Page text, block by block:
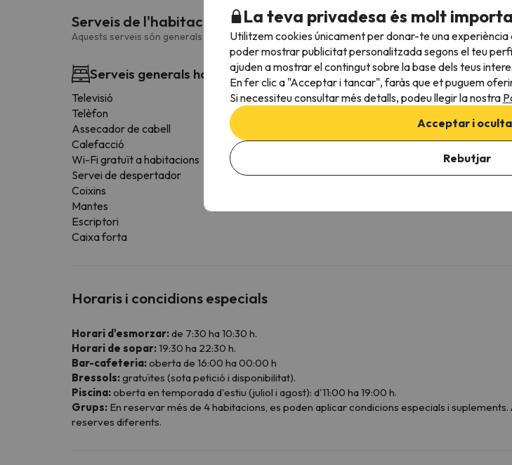
Serveis de l'habitació
Aquests serveis són generals i poden variar en funció de la tipologia d'habitació.
Serveis generals habitació
Televisió
Telèfon
Assecador de cabell
Calefacció
Wi-Fi gratuït a habitacions
Servei de despertador
Coixins
Mantes
Escriptori
Caixa forta
Bany
Lavabo
Dutxa o banyera
Horaris i concidions especials
Horari d'esmorzar:de 7:30 ha 10:30 h.
Horari de sopar:19:30 ha 22:30 h.
Bar-cafeteria:oberta de 16:00 ha 00:00 h
Bressols:gratuïtes (sota petició i disponibilitat).
Piscina:oberta en temporada d'estiu (juliol i agost): d'11:00 ha 19:00 h.
Grups: En reservar més de 4 habitacions, es poden aplicar condicions especials i
reserves diferents.
La teva privadesa és molt
Utilitzem cookies únicament per donar-te una
poder mostrar publicitat personalitzada segons el teu
ajuden a mostrar el contingut sobre la base dels teus
En fer clic a "Acceptar i tancar", faràs que et puguem
Si necessiteu consultar més detalls, podeu llegir la nostra
Acceptar i
Rebutjar